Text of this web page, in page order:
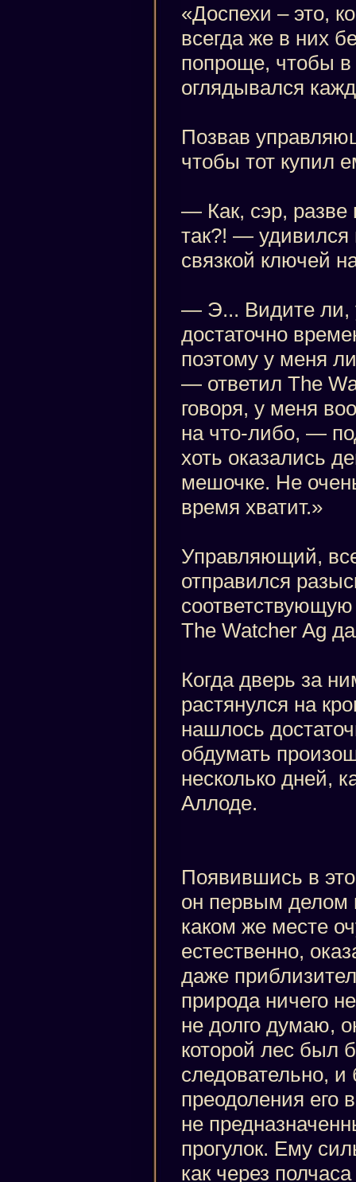
«Доспехи – это,
всегда же в них
попроще, чтобы в
оглядывался
Позвав
чтобы тот купил
— Как, сэр, разве
так?! — удивился
связкой ключей
— Э... Видите ли,
достаточно
поэтому у меня
— ответил The
говоря, у меня
на что-либо, —
хоть оказались
мешочке. Не
время хватит.»
Управляющий,
отправился
соответствующую
The Watcher Ag
Когда дверь за
растянулся на
нашлось
обдумать
несколько дней,
Аллоде.
Появившись в
он первым делом
каком же месте
естественно,
даже
природа ничего
не долго думаю,
которой лес был
следовательно,
преодоления его
не
прогулок. Ему
как через